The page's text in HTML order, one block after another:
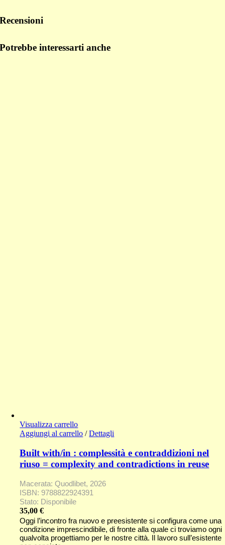
Recensioni
Potrebbe interessarti anche
Visualizza carrello
Aggiungi al carrello / Dettagli
Built with/in : complessità e contraddizioni nel
riuso = complexity and contradictions in reuse
Macerata: Quodlibet, 2026
ISBN: 9788822924391
Stato: Disponibile
35,00€
Oggi l’incontro fra nuovo e preesistente si configura come una
condizione imprescindibile, di fronte alla quale ci troviamo ogni
qualvolta progettiamo per le nostre città. Il lavoro sull’esistente